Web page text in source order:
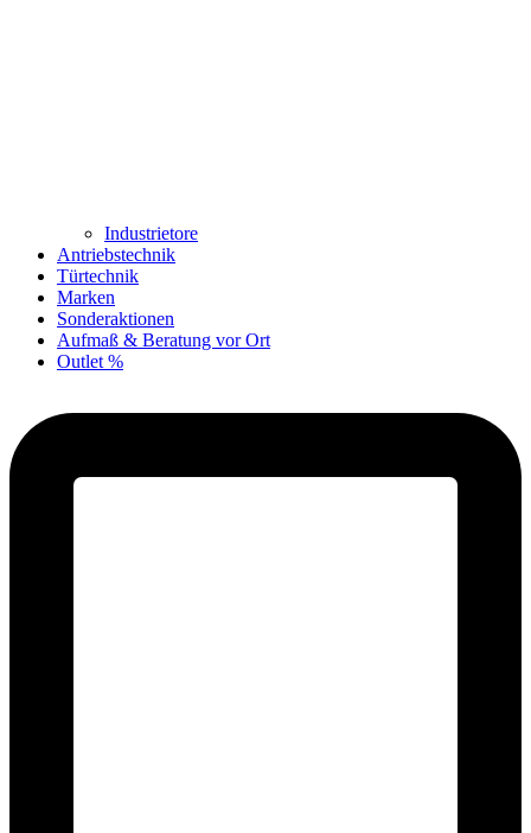
Industrietore
Antriebstechnik
Türtechnik
Marken
Sonderaktionen
Aufmaß & Beratung vor Ort
Outlet %